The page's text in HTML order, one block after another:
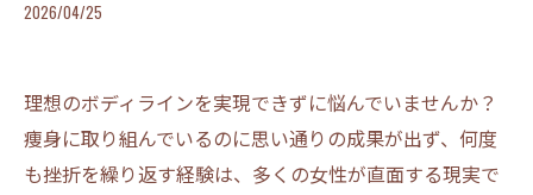
2026/04/25
理想のボディラインを実現できずに悩んでいませんか？
痩身に取り組んでいるのに思い通りの成果が出ず、何度
も挫折を繰り返す経験は、多くの女性が直面する現実で